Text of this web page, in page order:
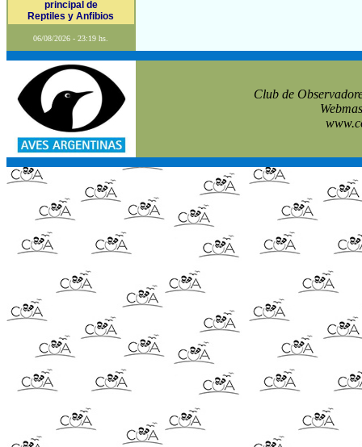
principal de
Reptiles y Anfibios
06/08/2026 - 23:19 hs.
Club de